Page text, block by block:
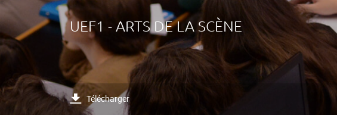
UEF1 - ARTS DE LA SCÈNE
Télécharger